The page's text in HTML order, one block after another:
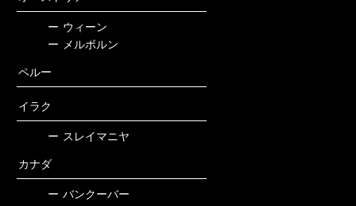
ー ウィーン
ー メルボルン
ペルー
イラク
ー スレイマニヤ
カナダ
ー バンクーバー